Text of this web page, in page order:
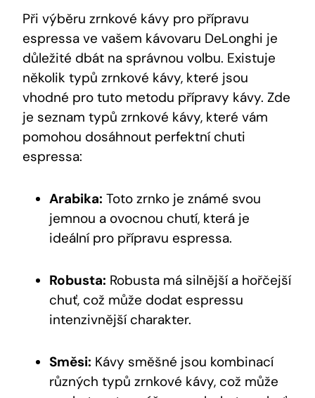
Při výběru zrnkové kávy pro přípravu
espressa ve vašem kávovaru DeLonghi je
důležité dbát na správnou volbu. Existuje
několik typů zrnkové kávy, které jsou
vhodné pro tuto metodu přípravy kávy. Zde
je seznam typů zrnkové kávy, které vám
pomohou dosáhnout perfektní chuti
espressa:
Arabika: Toto zrnko je známé svou
jemnou a ovocnou chutí, která je
ideální pro přípravu espressa.
Robusta: Robusta má silnější a hořčejší
chuť, což může dodat espressu
intenzivnější charakter.
Směsi: Kávy směšné jsou kombinací
různých typů zrnkové kávy, což může